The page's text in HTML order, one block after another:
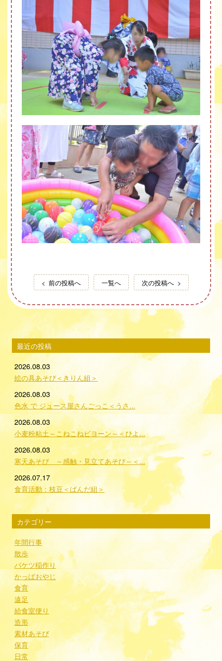
前の投稿へ 一覧へ 次の投稿へ
最近の投稿
2026.08.03
絵の具あそび＜きりん組＞
2026.08.03
色水 で ジュース屋さんごっこ＜うさ...
2026.08.03
小麦粉粘土～こねこねビヨーン～＜ひよ...
2026.08.03
寒天あそび ～感触・見立てあそび～＜...
2026.07.17
食育活動：枝豆＜ぱんだ組＞
カテゴリー
年間行事
散歩
バケツ稲作り
かっぱおやじ
食育
遠足
給食室便り
造形
素材あそび
保育
日常